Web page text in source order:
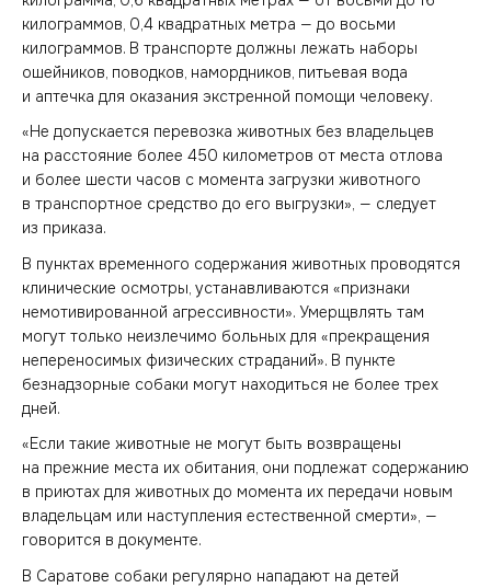
килограммов, 0,4 квадратных метра — до восьми
килограммов. В транспорте должны лежать наборы
ошейников, поводков, намордников, питьевая вода
и аптечка для оказания экстренной помощи человеку.
«Не допускается перевозка животных без владельцев
на расстояние более 450 километров от места отлова
и более шести часов с момента загрузки животного
в транспортное средство до его выгрузки», — следует
из приказа.
В пунктах временного содержания животных проводятся
клинические осмотры, устанавливаются «признаки
немотивированной агрессивности». Умерщвлять там
могут только неизлечимо больных для «прекращения
непереносимых физических страданий». В пункте
безнадзорные собаки могут находиться не более трех
дней.
«Если такие животные не могут быть возвращены
на прежние места их обитания, они подлежат содержанию
в приютах для животных до момента их передачи новым
владельцам или наступления естественной смерти», —
говорится в документе.
В Саратове собаки регулярно нападают на детей